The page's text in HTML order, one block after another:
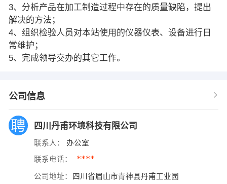
3、分析产品在加工制造过程中存在的质量缺陷，提出
解决的方法；
4、组织检验人员对本站使用的仪器仪表、设备进行日
常维护；
5、完成领导交办的其它工作。
公司信息
四川丹甫环境科技有限公司
联系人： 办公室
联系电话： ****
公司地址： 四川省眉山市青神县丹甫工业园